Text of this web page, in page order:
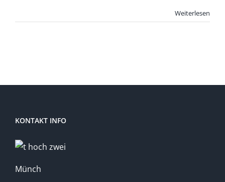
Weiterlesen
KONTAKT INFO
Münch